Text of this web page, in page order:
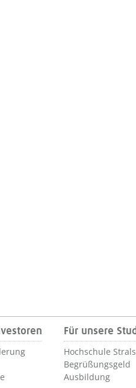
Für unsere
Hochschule
Begrüßungsgeld
Ausbildung